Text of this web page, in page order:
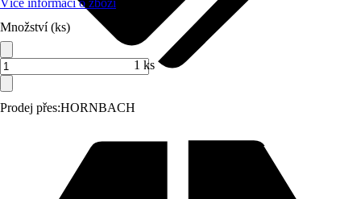
Prodej přes:HORNBACH
Více informací o zboží
Množství (ks)
1 ks